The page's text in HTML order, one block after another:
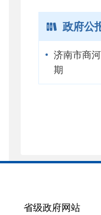
政府公
济南市商
期
省级政府网站